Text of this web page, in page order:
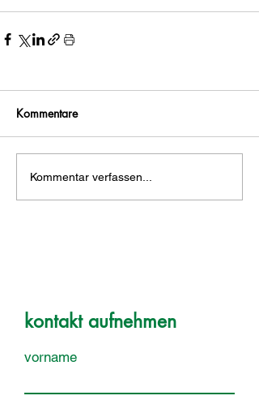
Kommentare
Kommentar verfassen...
kontakt aufnehmen
vorname